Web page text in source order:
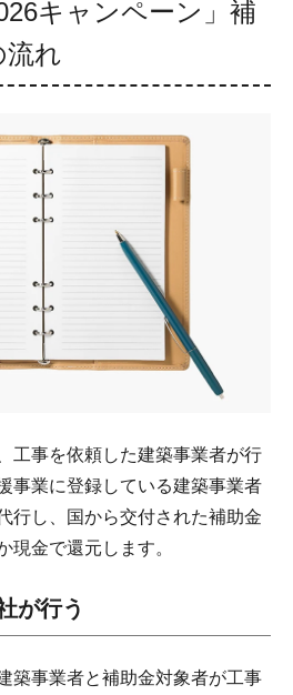
キャンペーン」補
流れ
工事を依頼した建築事業者が行
事業に登録している建築事業者
行し、国から交付された補助金
現金で還元します。
が行う
築事業者と補助金対象者が工事